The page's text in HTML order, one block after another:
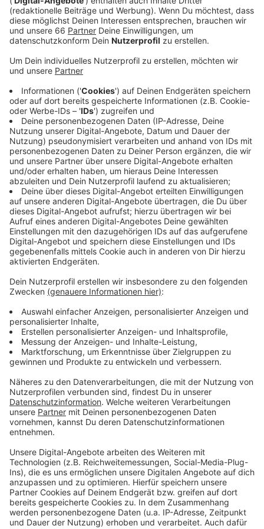
Spiele bewerben. Die erste Bewerbungsphase
startet morgen um 14 Uhr und läuft bis zum 26.
Oktober.
Veröffentlicht: Montag, 02.10.2023 05:57
Anzeige
In dem Zeitraum können wir uns auf der Internetseite
der UEFA pro Person auf maximal vier Tickets
bewerben. Danach werden die Tickets im
Losverfahren verteilt. Wer ein Ticket kaufen möchte
muss sich dafür ein Konto bei der UEFA einrichten. Die
Tickets für die Gruppenspiele in Düsseldorf kosten
zwischen 30 und 200 Euro. Das Viertelfinale wird dann
nochmal etwas teurer.
Anzeige
Weitere Infos und Links zum Thema:
Anzeige
Hier können wir uns auf Tickets bewerben
Hier informiert die UEFA
Unsere Themenseite zur EM
Anzeige
Anzeige